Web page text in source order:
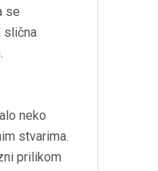
se
slična
neko
stvarima.
prilikom